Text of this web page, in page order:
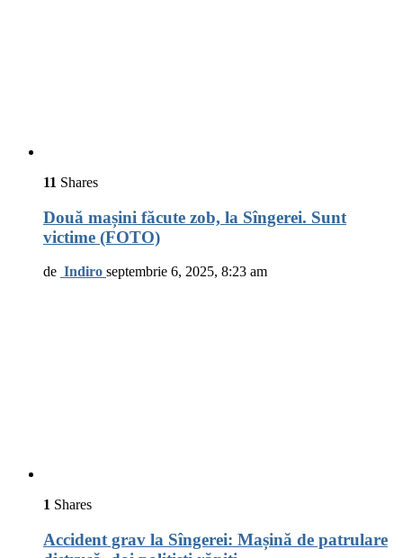
11 Shares
Două mașini făcute zob, la Sîngerei. Sunt
victime (FOTO)
de Indiro septembrie 6, 2025, 8:23 am
1 Shares
Accident grav la Sîngerei: Mașină de patrulare